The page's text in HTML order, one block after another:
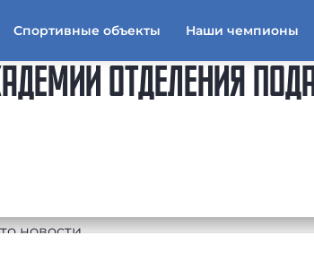
Спортивные объекты Наши чемпионы
ОТДЕЛЕНИЯ